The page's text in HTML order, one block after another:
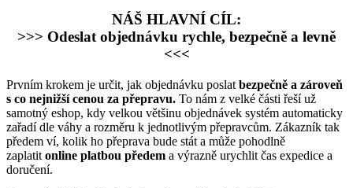
NÁŠ HLAVNÍ CÍL:
>>> Odeslat objednávku rychle, bezpečně a levně
<<<
Prvním krokem je určit, jak objednávku poslat bezpečně a zároveň
s co nejnižší cenou za přepravu. To nám z velké části řeší už
samotný eshop, kdy velkou většinu objednávek systém automaticky
zařadí dle váhy a rozměru k jednotlivým přepravcům. Zákazník tak
předem ví, kolik ho přeprava bude stát a může pohodlně
zaplatit online platbou předem a výrazně urychlit čas expedice a
doručení.